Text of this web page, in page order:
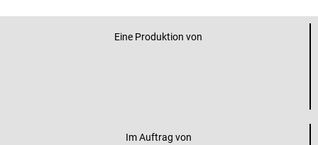
Eine Produktion von
Im Auftrag von